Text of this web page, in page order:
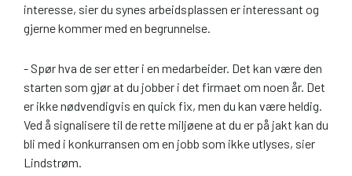
interesse, sier du synes arbeidsplassen er interessant og
gjerne kommer med en begrunnelse.
- Spør hva de ser etter i en medarbeider. Det kan være den
starten som gjør at du jobber i det firmaet om noen år. Det
er ikke nødvendigvis en quick fix, men du kan være heldig.
Ved å signalisere til de rette miljøene at du er på jakt kan du
bli med i konkurransen om en jobb som ikke utlyses, sier
Lindstrøm.